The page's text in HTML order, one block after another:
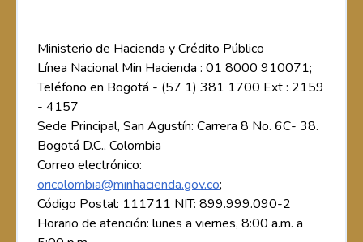
Ministerio de Hacienda y Crédito Público
Línea Nacional Min Hacienda : 01 8000 910071;
Teléfono en Bogotá - (57 1) 381 1700 Ext : 2159
- 4157
Sede Principal, San Agustín: Carrera 8 No. 6C- 38.
Bogotá D.C., Colombia
Correo electrónico:
oricolombia@minhacienda.gov.co;
Código Postal: 111711 NIT: 899.999.090-2
Horario de atención: lunes a viernes, 8:00 a.m. a